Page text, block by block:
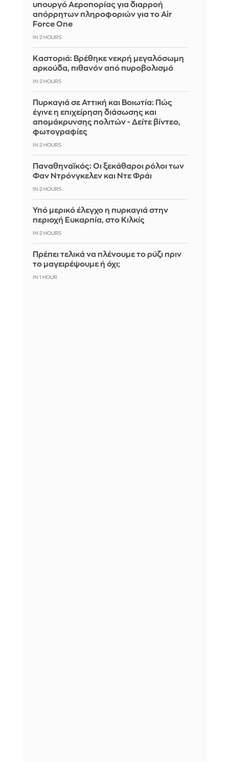
υπουργό Αεροπορίας για διαρροή
απόρρητων πληροφοριών για το Air
Force One
IN 2 HOURS
Καστοριά: Βρέθηκε νεκρή μεγαλόσωμη
αρκούδα, πιθανόν από πυροβολισμό
IN 2 HOURS
Πυρκαγιά σε Αττική και Βοιωτία: Πώς
έγινε η επιχείρηση διάσωσης και
απομάκρυνσης πολιτών - Δείτε βίντεο,
φωτογραφίες
IN 2 HOURS
Παναθηναϊκός: Οι ξεκάθαροι ρόλοι των
Φαν Ντρόνγκελεν και Ντε Φράι
IN 2 HOURS
Υπό μερικό έλεγχο η πυρκαγιά στην
περιοχή Ευκαρπία, στο Κιλκίς
IN 2 HOURS
Πρέπει τελικά να πλένουμε το ρύζι πριν
το μαγειρέψουμε ή όχι;
IN 1 HOUR